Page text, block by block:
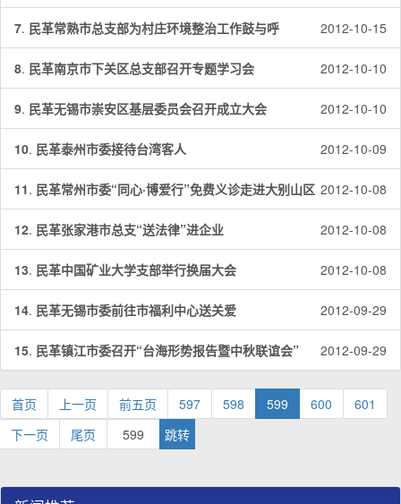
7. 民革常熟市总支部为村庄环境整治工作鼓与呼 2012-10-15
8. 民革南京市下关区总支部召开专题学习会 2012-10-10
9. 民革无锡市崇安区基层委员会召开成立大会 2012-10-10
10. 民革泰州市委接待台湾客人 2012-10-09
11. 民革常州市委“同心·博爱行”免费义诊走进大别山区 2012-10-08
12. 民革张家港市总支“送法律”进企业 2012-10-08
13. 民革中国矿业大学支部举行换届大会 2012-10-08
14. 民革无锡市委前往市福利中心送关爱 2012-09-29
15. 民革镇江市委召开“台海形势报告暨中秋联谊会” 2012-09-29
首页 上一页 前五页 597 598 599 600
601
下一页
尾页